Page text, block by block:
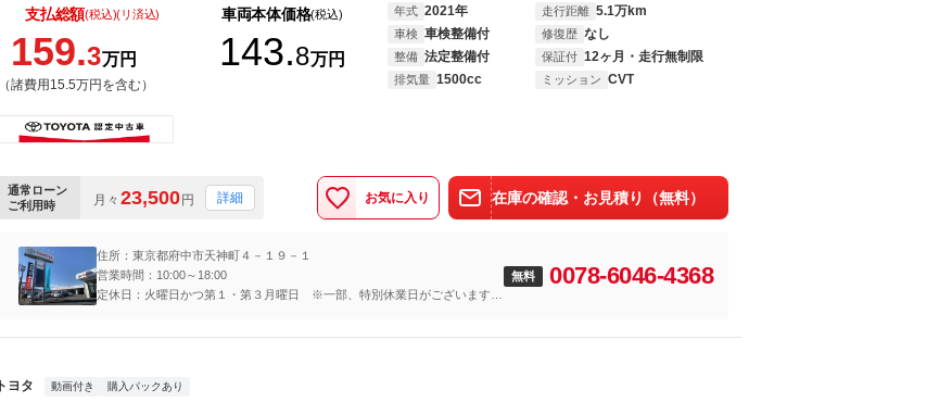
支払総額(税込)(リ済込)
159.3万円
（諸費用15.5万円を含む）
車両本体価格(税込)
143.8万円
年式 2021年 走行距離 5.1万km
車検 車検整備付 修復歴 なし
整備 法定整備付 保証付 12ヶ月・走行無制限
排気量 1500cc ミッション CVT
通常ローン
ご利用時
月々 23,500円 詳細 お気に入り 在庫の確認・お見積り（無料）
住所：東京都府中市天神町４－１９－１
営業時間：10:00～18:00
定休日：火曜日かつ第１・第３月曜日 ※一部、特別休業日がございます。
無料 0078-6046-4368
トヨタ 動画付き 購入パックあり